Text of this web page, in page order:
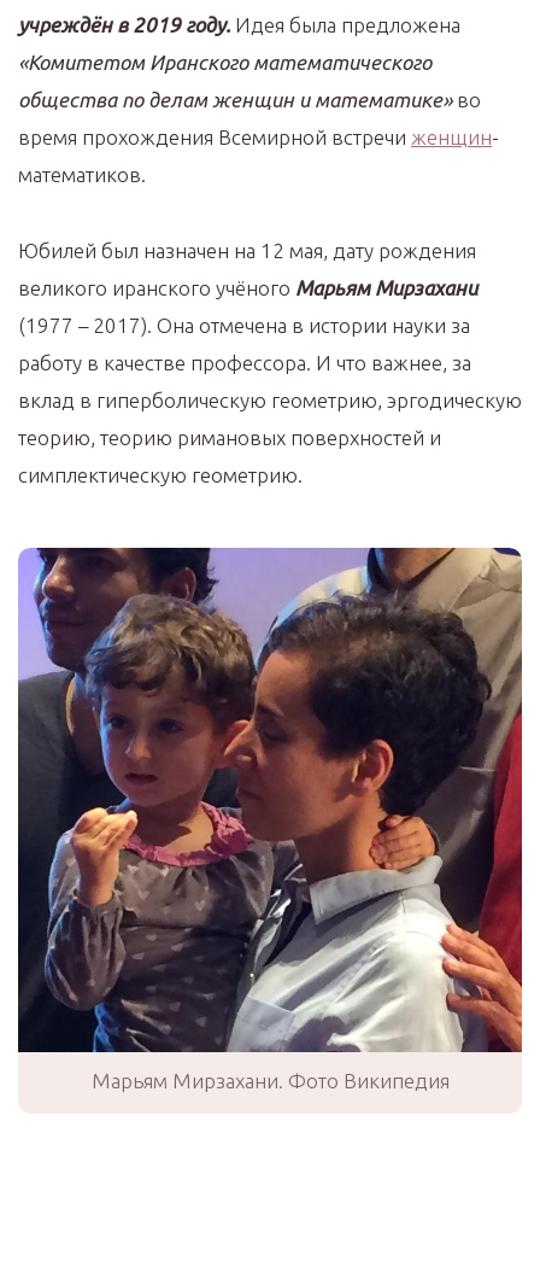
учреждён в 2019 году. Идея была предложена
«Комитетом Иранского математического
общества по делам женщин и математике»во
время прохождения Всемирной встречи женщин-
математиков.
Юбилей был назначен на 12 мая, дату рождения
великого иранского учёного Марьям Мирзахани
(1977 – 2017). Она отмечена в истории науки за
работу в качестве профессора. И что важнее, за
вклад в гиперболическую геометрию, эргодическую
теорию, теорию римановых поверхностей и
симплектическую геометрию.
Марьям Мирзахани. Фото Википедия